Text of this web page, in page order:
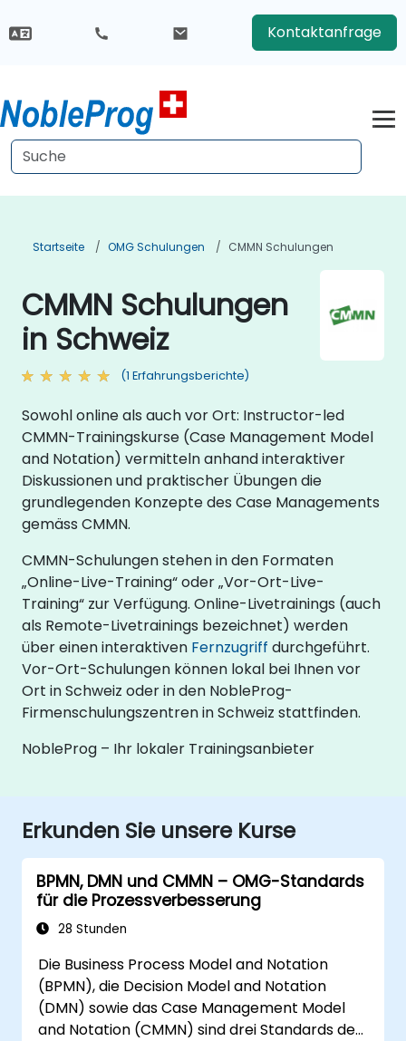
Kontaktanfrage
Startseite OMG Schulungen CMMN Schulungen
CMMN Schulungen
in Schweiz
(1 Erfahrungsberichte)
Sowohl online als auch vor Ort: Instructor-led
CMMN-Trainingskurse (Case Management Model
and Notation) vermitteln anhand interaktiver
Diskussionen und praktischer Übungen die
grundlegenden Konzepte des Case Managements
gemäss CMMN.
CMMN-Schulungen stehen in den Formaten
„Online-Live-Training“ oder „Vor-Ort-Live-
Training“ zur Verfügung. Online-Livetrainings (auch
als Remote-Livetrainings bezeichnet) werden
über einen interaktiven Fernzugriff durchgeführt.
Vor-Ort-Schulungen können lokal bei Ihnen vor
Ort in Schweiz oder in den NobleProg-
Firmenschulungszentren in Schweiz stattfinden.
NobleProg – Ihr lokaler Trainingsanbieter
Erkunden Sie unsere Kurse
BPMN, DMN und CMMN – OMG-Standards
für die Prozessverbesserung
28 Stunden
Die Business Process Model and Notation
(BPMN), die Decision Model and Notation
(DMN) sowie das Case Management Model
and Notation (CMMN) sind drei Standards des